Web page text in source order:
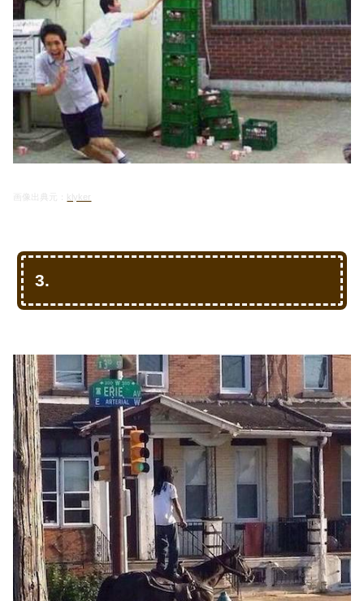
画像出典元： klyker
3.